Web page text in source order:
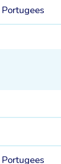
Portugees
Portugees